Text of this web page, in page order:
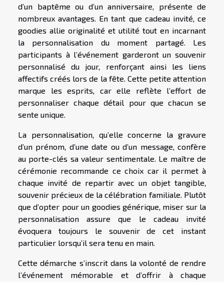
d’un baptême ou d’un anniversaire, présente de
nombreux avantages. En tant que cadeau invité, ce
goodies allie originalité et utilité tout en incarnant
la personnalisation du moment partagé. Les
participants à l’événement garderont un souvenir
personnalisé du jour, renforçant ainsi les liens
affectifs créés lors de la fête. Cette petite attention
marque les esprits, car elle reflète l’effort de
personnaliser chaque détail pour que chacun se
sente unique.
La personnalisation, qu’elle concerne la gravure
d’un prénom, d’une date ou d’un message, confère
au porte-clés sa valeur sentimentale. Le maître de
cérémonie recommande ce choix car il permet à
chaque invité de repartir avec un objet tangible,
souvenir précieux de la célébration familiale. Plutôt
que d’opter pour un goodies générique, miser sur la
personnalisation assure que le cadeau invité
évoquera toujours le souvenir de cet instant
particulier lorsqu’il sera tenu en main.
Cette démarche s’inscrit dans la volonté de rendre
l’événement mémorable et d’offrir à chaque